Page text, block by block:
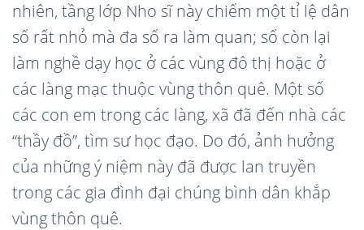
nhiên, tầng lớp Nho sĩ này chiếm một tỉ lệ dân
số rất nhỏ mà đa số ra làm quan; số còn lại
làm nghề dạy học ở các vùng đô thị hoặc ở
các làng mạc thuộc vùng thôn quê. Một số
các con em trong các làng, xã đã đến nhà các
“thầy đồ”, tìm sư học đạo. Do đó, ảnh hưởng
của những ý niệm này đã được lan truyền
trong các gia đình đại chúng bình dân khắp
vùng thôn quê.